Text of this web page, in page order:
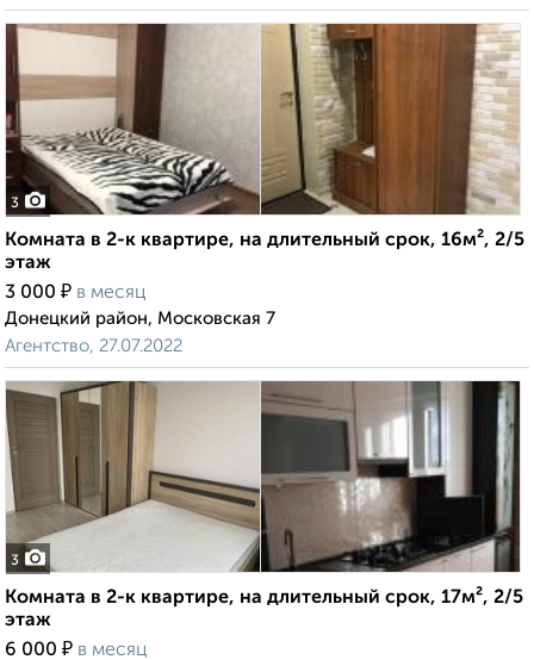
3
Комната в 2-к квартире, на длительный срок, 16м², 2/5
этаж
3 000 ₽ в месяц
Донецкий район, Московская 7
Агентство, 27.07.2022
3
Комната в 2-к квартире, на длительный срок, 17м², 2/5
этаж
6 000 ₽ в месяц